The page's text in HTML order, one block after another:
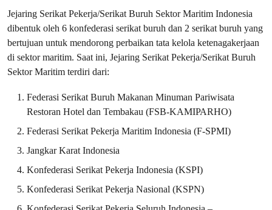
Jejaring Serikat Pekerja/Serikat Buruh Sektor Maritim Indonesia
dibentuk oleh 6 konfederasi serikat buruh dan 2 serikat buruh yang
bertujuan untuk mendorong perbaikan tata kelola ketenagakerjaan
di sektor maritim. Saat ini, Jejaring Serikat Pekerja/Serikat Buruh
Sektor Maritim terdiri dari:
Federasi Serikat Buruh Makanan Minuman Pariwisata
Restoran Hotel dan Tembakau (FSB-KAMIPARHO)
Federasi Serikat Pekerja Maritim Indonesia (F-SPMI)
Jangkar Karat Indonesia
Konfederasi Serikat Pekerja Indonesia (KSPI)
Konfederasi Serikat Pekerja Nasional (KSPN)